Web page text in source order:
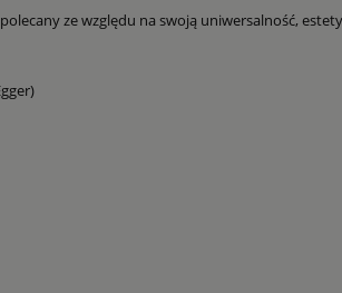
ze względu na swoją uniwersalność,